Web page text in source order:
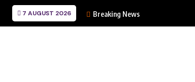
7 AUGUST 2026 Breaking News